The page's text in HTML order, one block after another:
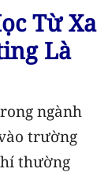
Từ Xa
Là
ngành
trường
thường